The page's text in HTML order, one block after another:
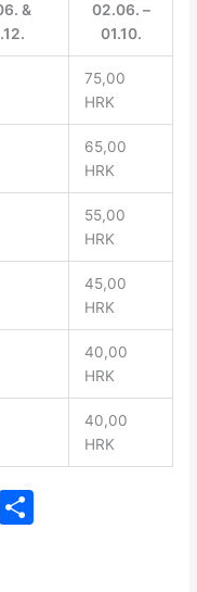
&
02.06. –
01.10.
75,00
HRK
65,00
HRK
55,00
HRK
45,00
HRK
40,00
HRK
40,00
HRK
Vi